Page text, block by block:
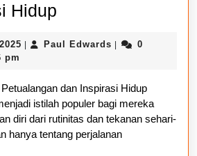
Hidup
Freedom
dan
Inspirasi
Hidup
September
Paul Edwards Paul 0
pm
dan Inspirasi Hidup
istilah populer bagi mereka
diri dari rutinitas dan tekanan sehari-
hanya tentang perjalanan